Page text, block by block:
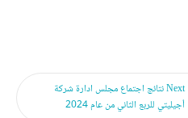
Nextنتائج اجتماع مجلس ادارة شركة
أجيليتي للربع الثاني من عام 2024